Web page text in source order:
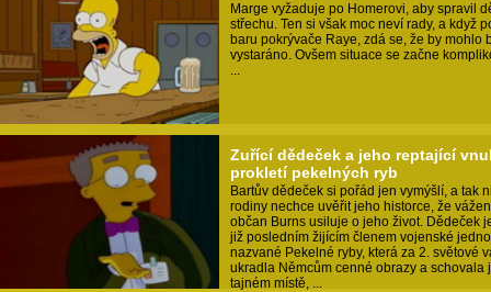
Marge vyžaduje po Homerovi, aby spravil
střechu. Ten si však moc neví rady, a když
baru pokrývače Raye, zdá se, že by mohlo
vystaráno. Ovšem situace se začne
...
Zuřící dědeček a jeho reptající
prokletí pekelných ryb
Bartův dědeček si pořád jen vymýšlí, a tak
rodiny nechce uvěřit jeho historce, že
občan Burns usiluje o jeho život. Dědeček
již posledním žijícím členem vojenské
nazvané Pekelné ryby, která za 2. světové
ukradla Němcům cenné obrazy a schovala
tajném místě, ...